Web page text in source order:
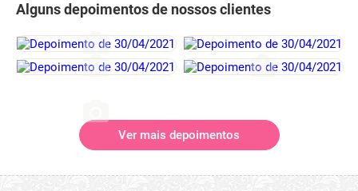
Alguns depoimentos de nossos clientes
Ver mais depoimentos